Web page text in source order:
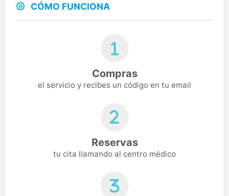
CÓMO FUNCIONA
Compras
el servicio y recibes un código en tu email
Reservas
tu cita llamando al centro médico